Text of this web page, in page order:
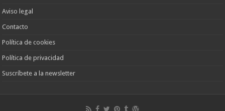
Aviso legal
Contacto
Política de cookies
Política de privacidad
Suscríbete a la newsletter